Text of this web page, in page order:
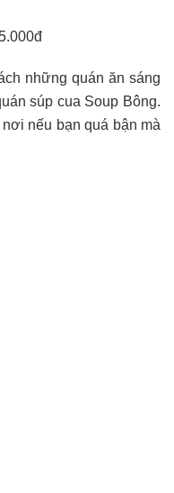
những quán ăn sáng
súp cua Soup Bông.
nếu bạn quá bận mà